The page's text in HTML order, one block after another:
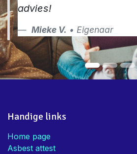
advies!
Mieke V. • Eigenaar
Handige links
Home page
Asbest attest